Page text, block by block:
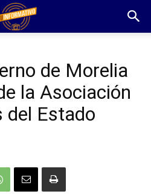
de Morelia
la Asociación
del Estado